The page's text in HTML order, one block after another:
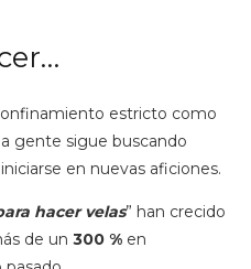
estricto como
gente sigue buscando
en nuevas aficiones.
hacer velas” han crecido
de un 300 % en